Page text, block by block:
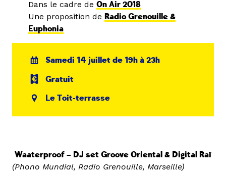
Dans le cadre de On Air 2018
Une proposition de Radio Grenouille &
Euphonia
Samedi 14 juillet de 19h à 23h
Gratuit
Le Toit-terrasse
Waaterproof – DJ set Groove Oriental & Digital Raï
(Phono Mundial, Radio Grenouille, Marseille)